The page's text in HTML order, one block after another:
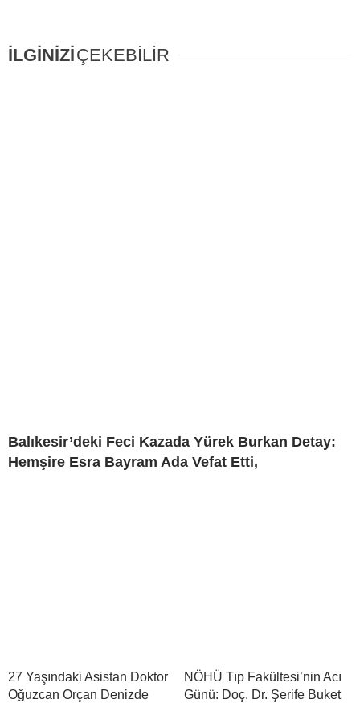
İLGİNİZİÇEKEBİLİR
Balıkesir’deki Feci Kazada Yürek Burkan Detay:
Hemşire Esra Bayram Ada Vefat Etti,
27 Yaşındaki Asistan Doktor
Oğuzcan Orçan Denizde
NÖHÜ Tıp Fakültesi’nin Acı
Günü: Doç. Dr. Şerife Buket